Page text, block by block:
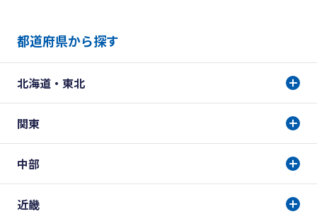
都道府県から探す
北海道・東北
関東
中部
近畿